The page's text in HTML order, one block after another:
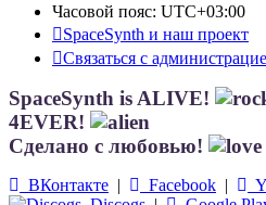
Часовой пояс: UTC+03:00
SpaceSynth и наш проект
Связаться с
SpaceSynth is ALIVE!
4EVER!
Сделано с любовью!
ВКонтакте | Facebook |